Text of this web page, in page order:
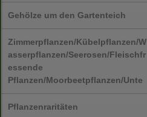
Gehölze um den Gartenteich
Zimmerpflanzen/Kübelpflanzen/W
asserpflanzen/Seerosen/Fleischfr
essende
Pflanzen/Moorbeetpflanzen/Unte
Pflanzenraritäten